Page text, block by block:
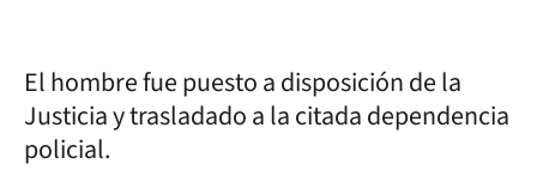
El hombre fue puesto a disposición de la
Justicia y trasladado a la citada dependencia
policial.